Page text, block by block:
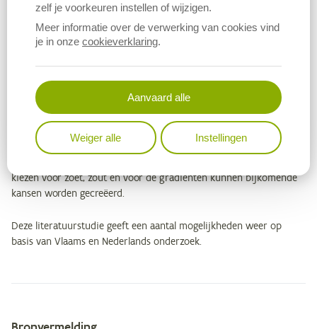
Tegenover de verwachte schadelijke gevolgen bij de gangbare
plantaardige teelten en bij de veehouderij, dienen zich mogelijk
ook nieuwe kansen aan. De mate waarin die kansen potentie
hebben, hangt in sterke mate af hoe en wanneer – tijdig of niet –
wordt ingespeeld op de klimaatverandering bij gewaskeuze en
waterbeheer.
Zilt en zoet kunnen ruimtelijk naast elkaar voorkomen. Kiezen voor
zoet of zilt kan ook gebeuren in gradiënten en behoeft daarom
kiezen voor zoet, zout en voor de gradiënten kunnen bijkomende
kansen worden gecreëerd.
Deze literatuurstudie geeft een aantal mogelijkheden weer op
basis van Vlaams en Nederlands onderzoek.
zelf je voorkeuren instellen of wijzigen.
Meer informatie over de verwerking van cookies vind
je in onze cookieverklaring.
Aanvaard alle
Weiger alle Instellingen